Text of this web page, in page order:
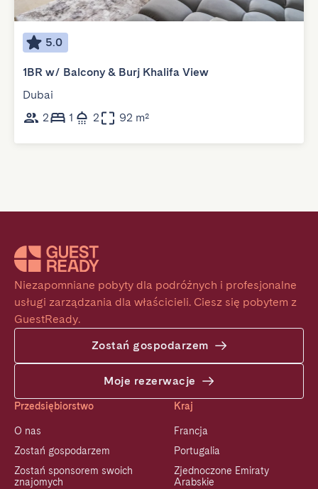
5.0
1BR w/ Balcony & Burj Khalifa View
Dubai
2
1 2 92 m²
Niezapomniane pobyty dla podróżnych i profesjonalne
usługi zarządzania dla właścicieli. Ciesz się pobytem z
GuestReady.
Zostań gospodarzem
Moje rezerwacje
Przedsiębiorstwo
O nas
Zostań gospodarzem
Zostań sponsorem swoich
znajomych
Kraj
Francja
Portugalia
Zjednoczone Emiraty
Arabskie